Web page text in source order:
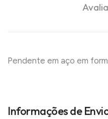
Pendente em aço em
Informações de